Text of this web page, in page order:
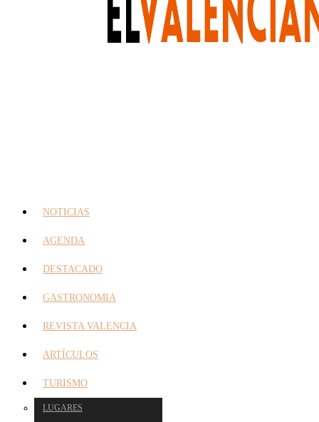
NOTICIAS
AGENDA
DESTACADO
GASTRONOMIA
REVISTA VALENCIA
ARTÍCULOS
TURISMO
LUGARES